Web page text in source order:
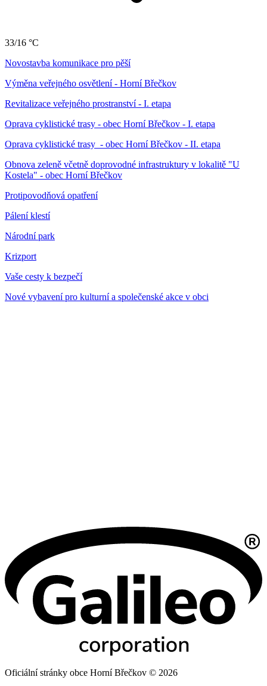
33/16 °C
Novostavba komunikace pro pěší
Výměna veřejného osvětlení - Horní Břečkov
Revitalizace veřejného prostranství - I. etapa
Oprava cyklistické trasy - obec Horní Břečkov - I. etapa
Oprava cyklistické trasy - obec Horní Břečkov - II. etapa
Obnova zeleně včetně doprovodné infrastruktury v lokalitě "U
Kostela" - obec Horní Břečkov
Protipovodňová opatření
Pálení klestí
Národní park
Krizport
Vaše cesty k bezpečí
Nové vybavení pro kulturní a společenské akce v obci
Oficiální stránky obce Horní Břečkov © 2026